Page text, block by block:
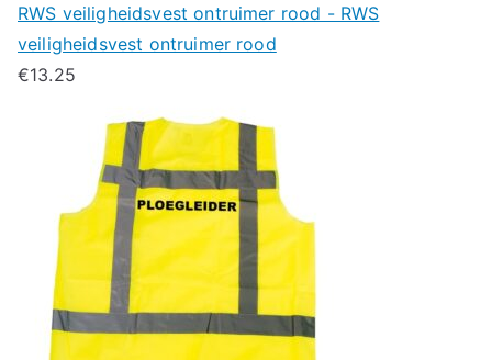
RWS veiligheidsvest ontruimer rood - RWS
veiligheidsvest ontruimer rood
€13.25